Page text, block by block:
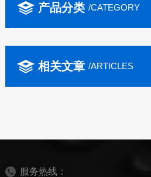
产品分类 /CATEGORY
相关文章 /ARTICLES
服务热线：